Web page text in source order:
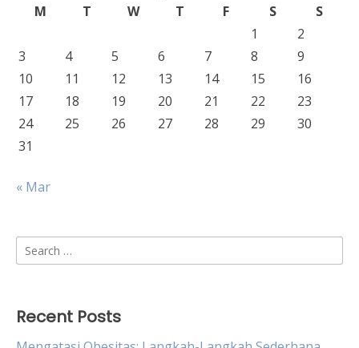
M
T W T F S
S
1
2
3
4 5 6 7 8
9
10
11 12 13 14 15
16
17
18 19 20 21 22
23
24
25 26 27 28 29
30
31
« Mar
Search
for:
Recent Posts